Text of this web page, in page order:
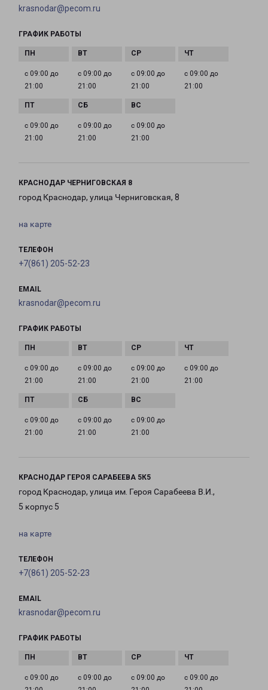
krasnodar@pecom.ru
ГРАФИК РАБОТЫ
с 09:00 до
21:00
с 09:00 до
21:00
с 09:00 до
21:00
с 09:00 до
21:00
с 09:00 до
21:00
с 09:00 до
21:00
с 09:00 до
21:00
КРАСНОДАР ЧЕРНИГОВСКАЯ 8
город Краснодар, улица Черниговская, 8
на карте
ТЕЛЕФОН
+7(861) 205-52-23
EMAIL
krasnodar@pecom.ru
ГРАФИК РАБОТЫ
с 09:00 до
21:00
с 09:00 до
21:00
с 09:00 до
21:00
с 09:00 до
21:00
с 09:00 до
21:00
с 09:00 до
21:00
с 09:00 до
21:00
КРАСНОДАР ГЕРОЯ САРАБЕЕВА 5К5
город Краснодар, улица им. Героя Сарабеева В.И.,
5 корпус 5
на карте
ТЕЛЕФОН
+7(861) 205-52-23
EMAIL
krasnodar@pecom.ru
ГРАФИК РАБОТЫ
с 09:00 до
с 09:00 до
с 09:00 до
с 09:00 до